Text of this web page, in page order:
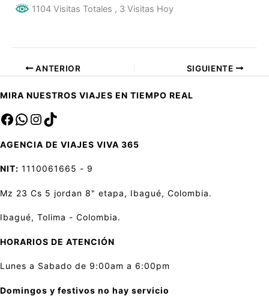
1104 Visitas Totales , 3 Visitas Hoy
ANTERIOR SIGUIENTE
MIRA NUESTROS VIAJES EN TIEMPO REAL
Facebook
saInstagram
TikTok
AGENCIA DE VIAJES VIVA 365
NIT: 1110061665 - 9
Mz 23 Cs 5 jordan 8" etapa, Ibagué, Colombia.
Ibagué, Tolima - Colombia.
HORARIOS DE ATENCIÓN
Lunes a Sabado de 9:00am a 6:00pm
Domingos y festivos no hay servicio